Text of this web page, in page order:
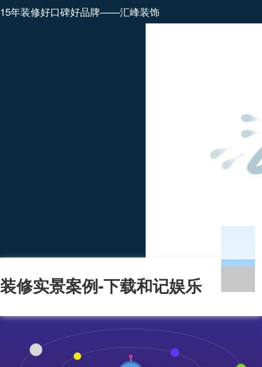
15年装修好口碑好品牌——汇峰装饰
装修实景案例-下载和记娱乐